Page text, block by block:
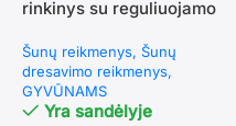
rinkinys su reguliuojamo
Šunų reikmenys Šunų
dresavimo reikmenys
GYVŪNAMS
Yra sandėlyje